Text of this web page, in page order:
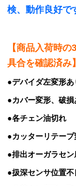
検、動作良好で
【商品入荷時
具合を確認済み】
●デバイダ左変形あ
●カバー変形、破損
●各チェン油切れ
●カッターリテープ
●排出オーガラセン
●扱深センサ位置不